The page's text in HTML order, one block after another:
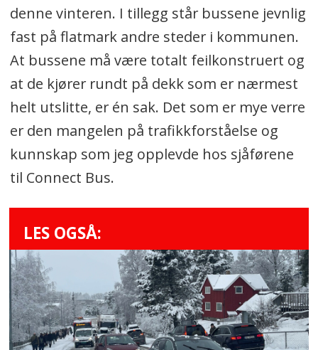
denne vinteren. I tillegg står bussene jevnlig
fast på flatmark andre steder i kommunen.
At bussene må være totalt feilkonstruert og
at de kjører rundt på dekk som er nærmest
helt utslitte, er én sak. Det som er mye verre
er den mangelen på trafikkforståelse og
kunnskap som jeg opplevde hos sjåførene
til Connect Bus.
LES OGSÅ: